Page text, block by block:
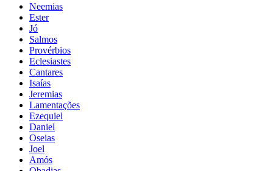
Neemias
Ester
Jó
Salmos
Provérbios
Eclesiastes
Cantares
Isaías
Jeremias
Lamentações
Ezequiel
Daniel
Oseias
Joel
Amós